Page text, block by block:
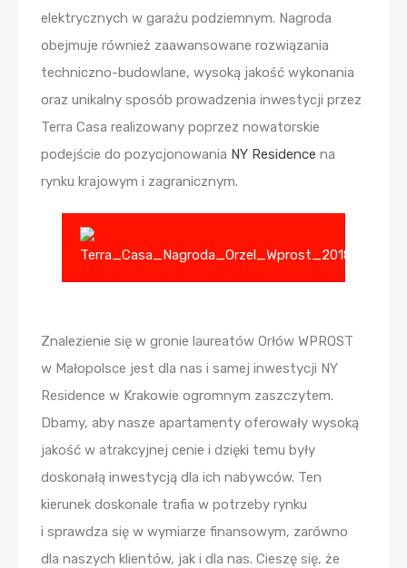
elektrycznych w garażu podziemnym. Nagroda
obejmuje również zaawansowane rozwiązania
techniczno-budowlane, wysoką jakość wykonania
oraz unikalny sposób prowadzenia inwestycji przez
Terra Casa realizowany poprzez nowatorskie
podejście do pozycjonowania NY Residence na
rynku krajowym i zagranicznym.
Znalezienie się w gronie laureatów Orłów WPROST
w Małopolsce jest dla nas i samej inwestycji NY
Residence w Krakowie ogromnym zaszczytem.
Dbamy, aby nasze apartamenty oferowały wysoką
jakość w atrakcyjnej cenie i dzięki temu były
doskonałą inwestycją dla ich nabywców. Ten
kierunek doskonale trafia w potrzeby rynku
i sprawdza się w wymiarze finansowym, zarówno
dla naszych klientów, jak i dla nas. Cieszę się, że